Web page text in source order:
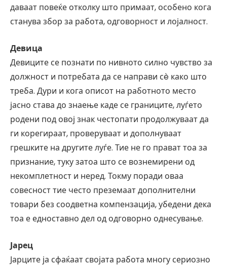
даваат повеќе отколку што примаат, особено кога
станува збор за работа, одговорност и лојалност.
Девица
Девиците се познати по нивното силно чувство за
должност и потребата да се направи сè како што
треба. Дури и кога описот на работното место
јасно става до знаење каде се границите, луѓето
родени под овој знак честопати продолжуваат да
ги корегираат, проверуваат и дополнуваат
грешките на другите луѓе. Тие не го прават тоа за
признание, туку затоа што се вознемирени од
некомплетност и неред. Токму поради оваа
совесност тие често преземаат дополнителни
товари без соодветна компензација, убедени дека
тоа е едноставно дел од одговорно однесување.
Јарец
Јарците ја сфаќаат својата работа многу сериозно